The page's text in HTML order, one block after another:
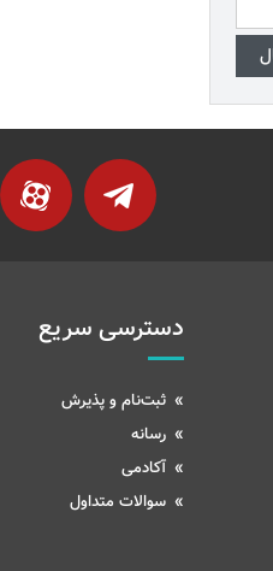
دسترسی سریع
ثبت‌نام و پذیرش
رسانه
آکادمی
سوالات متداول